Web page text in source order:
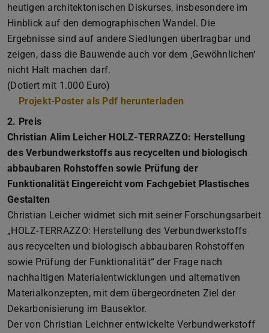
heutigen architektonischen Diskurses, insbesondere im
Hinblick auf den demographischen Wandel. Die
Ergebnisse sind auf andere Siedlungen übertragbar und
zeigen, dass die Bauwende auch vor dem ‚Gewöhnlichen‘
nicht Halt machen darf.
(Dotiert mit 1.000 Euro)
Projekt-Poster als Pdf herunterladen
2. Preis
Christian Alim Leicher HOLZ-TERRAZZO: Herstellung
des Verbundwerkstoffs aus recycelten und biologisch
abbaubaren Rohstoffen sowie Prüfung der
Funktionalität Eingereicht vom Fachgebiet Plastisches
Gestalten
Christian Leicher widmet sich mit seiner Forschungsarbeit
„HOLZ-TERRAZZO: Herstellung des Verbundwerkstoffs
aus recycelten und biologisch abbaubaren Rohstoffen
sowie Prüfung der Funktionalität“ der Frage nach
nachhaltigen Materialentwicklungen und alternativen
Materialkonzepten, mit dem übergeordneten Ziel der
Dekarbonisierung im Bausektor.
Der von Christian Leichner entwickelte Verbundwerkstoff